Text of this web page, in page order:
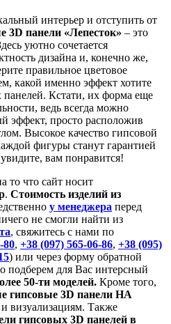
интерьер и отступить от
3D панели «Лепесток» – это
уютно сочетается
дизайна и, конечно же,
правильное цветовое
какой именно эффект хотите
Кстати, их форма еще
ведь всегда можно
эффект, просто расположив
Высокое качество гипсовой
фигуры станут гарантией
вам понравится!
что сайт носит
. Стоимость изделий из
у менеджера перед
не смогли найти из
, свяжитесь с нами по
80, +38 (097) 565-06-86, +38 (095)
) или через форму обратной
подберем для Вас интерсный
50-ти моделей. Кроме того,
гипсовые 3D панели НА
визуализациям. Также
гипсовых 3D панелей в